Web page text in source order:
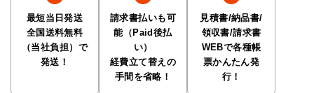
最短当日発送
全国送料無料
（当社負担）で
発送！
請求書払いも可
能（Paid後払
い）
経費立て替えの
手間を省略！
見積書/納品書/
領収書/請求書
WEBで各種帳
票かんたん発
行！